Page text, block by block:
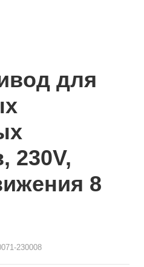
для
230V,
8
230008